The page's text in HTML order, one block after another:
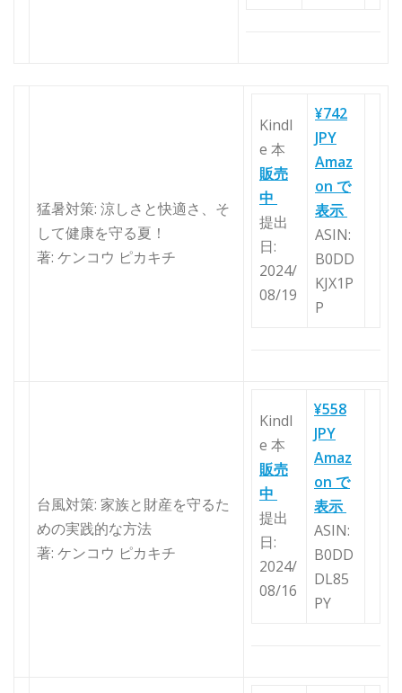
猛暑対策: 涼しさと快適さ、そ
して健康を守る夏！
著: ケンコウ ピカキチ
Kindl
e 本
販売
中
提出
日:
2024/
08/19
¥742
JPY
Amaz
on で
表示
ASIN:
B0DD
KJX1P
P
台風対策: 家族と財産を守るた
めの実践的な方法
著: ケンコウ ピカキチ
Kindl
e 本
販売
中
提出
日:
2024/
08/16
¥558
JPY
Amaz
on で
表示
ASIN:
B0DD
DL85
PY